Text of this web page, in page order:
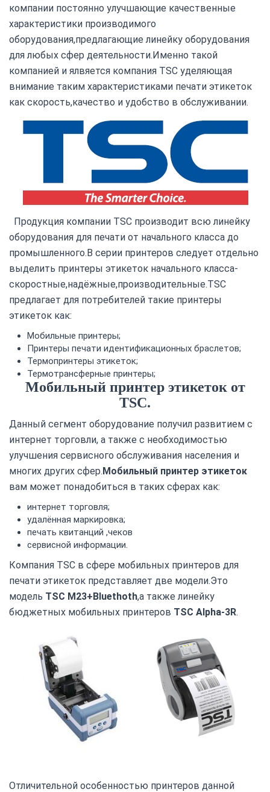
компании постоянно улучшающие качественные
характеристики производимого
оборудования,предлагающие линейку оборудования
для любых сфер деятельности.Именно такой
компанией и ялвяется компания TSC уделяющая
внимание таким характеристиками печати этикеток
как скорость,качество и удобство в обслуживании.
Продукция компании TSC производит всю линейку
оборудования для печати от начального класса до
промышленного.В серии принтеров следует отдельно
выделить принтеры этикеток начального класса-
скоростные,надёжные,производительные.TSC
предлагает для потребителей такие принтеры
этикеток как:
Мобильные принтеры;
Принтеры печати идентификационных браслетов;
Термопринтеры этикеток;
Термотрансферные принтеры;
Мобильный принтер этикеток от
TSC.
Данный сегмент оборудование получил развитием с
интернет торговли, а также с необходимостью
улучшения сервисного обслуживания населения и
многих других сфер.Мобильный принтер этикеток
вам может понадобиться в таких сферах как:
интернет торговля;
удалённая маркировка;
печать квитанций ,чеков
сервисной информации.
Компания TSC в сфере мобильных принтеров для
печати этикеток представляет две модели.Это
модель TSC M23+Bluethoth,а также линейку
бюджетных мобильных принтеров TSC Alpha-3R.
Отличительной особенностью принтеров данной